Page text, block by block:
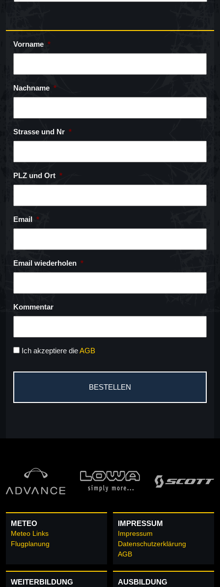
Vorname *
Nachname *
Strasse und Nr *
PLZ und Ort *
Email *
Email wiederholen *
Kommentar
* Ich akzeptiere dieAGB
METEO
Meteo Links
Flugplanung
IMPRESSUM
Impressum
Datenschutzerklärung
AGB
WEITERBILDUNG AUSBILDUNG